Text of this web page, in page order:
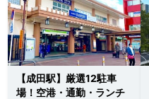
【成田駅】厳選12駐車
場！空港・通勤・ランチ